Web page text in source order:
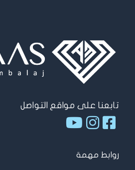
تابعنا على مواقع التواصل
روابط مهمة